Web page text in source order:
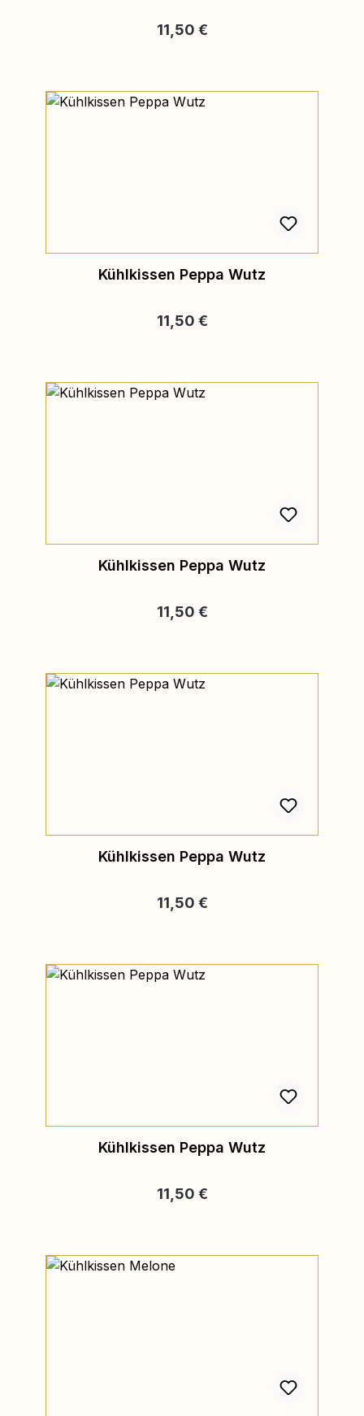
Regulärer Preis:
11,50 €
Kühlkissen Peppa Wutz
Regulärer Preis:
11,50 €
Kühlkissen Peppa Wutz
Regulärer Preis:
11,50 €
Kühlkissen Peppa Wutz
Regulärer Preis:
11,50 €
Kühlkissen Peppa Wutz
Regulärer Preis:
11,50 €